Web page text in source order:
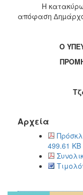
Η κατακύρωση
απόφαση
Ο
Αρχεία
499.61 KB